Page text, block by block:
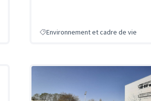
Environnement et cadre de vie